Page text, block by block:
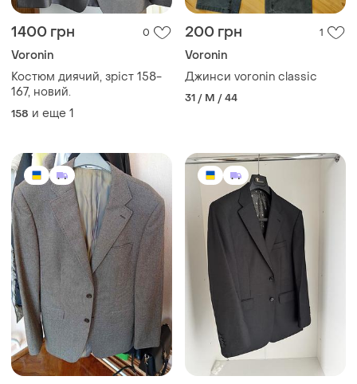
1400 грн 0
Voronin
Костюм диячий, зріст 158-
167, новий.
158 и еще 1
200 грн 1
Voronin
Джинси voronin classic
31 / M / 44